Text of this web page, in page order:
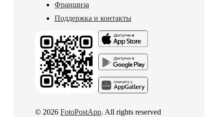
Франшиза
Поддержка и контакты
© 2026 FotoPostApp. All rights reserved